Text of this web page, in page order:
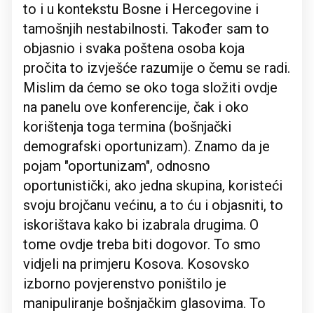
to i u kontekstu Bosne i Hercegovine i
tamošnjih nestabilnosti. Također sam to
objasnio i svaka poštena osoba koja
pročita to izvješće razumije o čemu se radi.
Mislim da ćemo se oko toga složiti ovdje
na panelu ove konferencije, čak i oko
korištenja toga termina (bošnjački
demografski oportunizam). Znamo da je
pojam "oportunizam", odnosno
oportunistički, ako jedna skupina, koristeći
svoju brojčanu većinu, a to ću i objasniti, to
iskorištava kako bi izabrala drugima. O
tome ovdje treba biti dogovor. To smo
vidjeli na primjeru Kosova. Kosovsko
izborno povjerenstvo poništilo je
manipuliranje bošnjačkim glasovima. To